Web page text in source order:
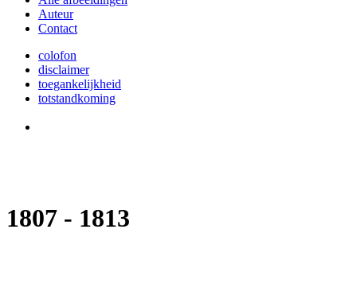
Auteur
Contact
colofon
disclaimer
toegankelijkheid
totstandkoming
1807 - 1813